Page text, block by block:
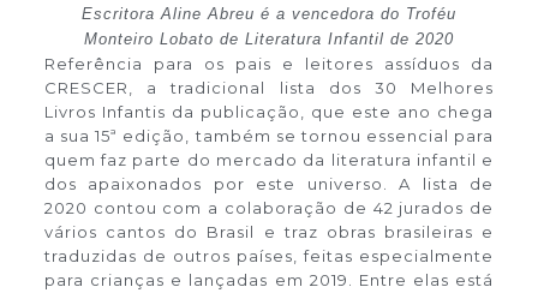
Escritora Aline Abreu é a vencedora do Troféu
Monteiro Lobato de Literatura Infantil de 2020
Referência para os pais e leitores assíduos da
CRESCER, a tradicional lista dos 30 Melhores
Livros Infantis da publicação, que este ano chega
a sua 15ª edição, também se tornou essencial para
quem faz parte do mercado da literatura infantil e
dos apaixonados por este universo. A lista de
2020 contou com a colaboração de 42 jurados de
vários cantos do Brasil e traz obras brasileiras e
traduzidas de outros países, feitas especialmente
para crianças e lançadas em 2019. Entre elas está